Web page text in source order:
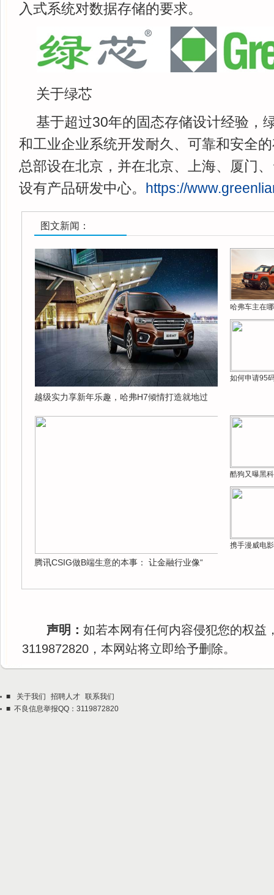
入式系统对数据存储的要求。
关于绿芯
基于超过30年的固态存储设计经验，
和工业企业系统开发耐久、可靠和安全
总部设在北京，并在北京、上海、厦门
设有产品研发中心。 https://
图文新闻：
越级实力享新年乐趣，哈弗H7倾情打造就地过
哈弗车主在
如何申请95
腾讯CSIG做B端生意的本事： 让金融行业像“
酷狗又曝黑
携手漫威电
声明： 如若本网有任何内容侵犯您的权益
3119872820，本网站将立即给予删除。
■ 关于我们 招聘人才 联系我们
■ 不良信息举报QQ：3119872820